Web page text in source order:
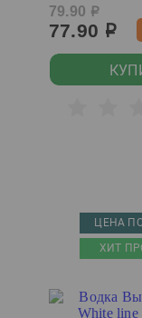
79.90 р
77.90 р
ЦЕНА
ХИТ